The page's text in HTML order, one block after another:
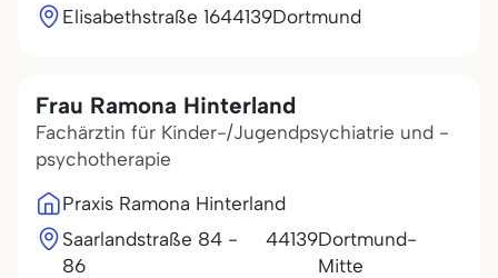
Elisabethstraße 1644139Dortmund
Frau Ramona Hinterland
Fachärztin für Kinder-/Jugendpsychiatrie und -
psychotherapie
Praxis Ramona Hinterland
Saarlandstraße 84 -
86
44139Dortmund-
Mitte